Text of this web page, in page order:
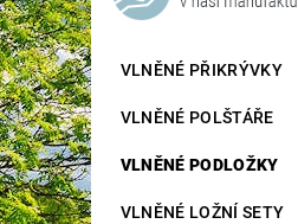
VLNĚNÉ PŘIKRÝVKY
VLNĚNÉ POLŠTÁŘE
VLNĚNÉ PODLOŽKY
VLNĚNÉ LOŽNÍ SETY